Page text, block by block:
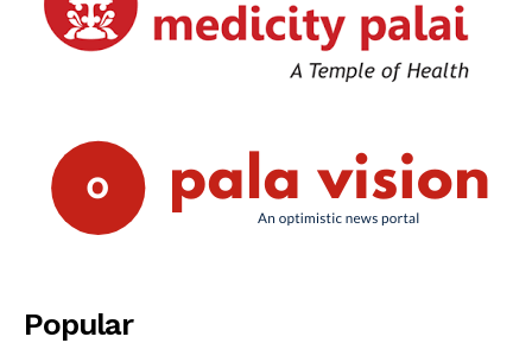
Popular